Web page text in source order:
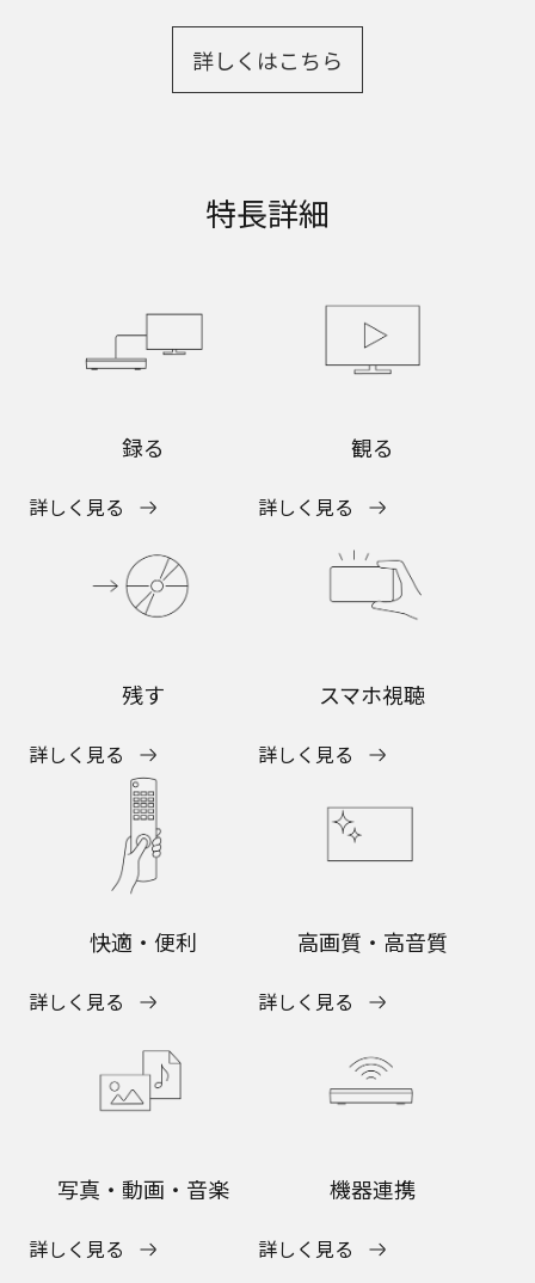
詳しくはこちら
特長詳細
録る
詳しく見る
観る
詳しく見る
残す
詳しく見る
スマホ視聴
詳しく見る
快適・便利
詳しく見る
高画質・高音質
詳しく見る
写真・動画・音楽
詳しく見る
機器連携
詳しく見る